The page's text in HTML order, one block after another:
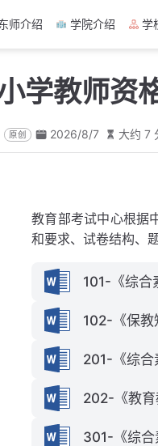
师介绍 学院介绍 学
学教师资
原创 2026/8/7 大约 7
教育部考试中心根据
和要求、试卷结构、
101-《综合
102-《保
201-《综
202-《教
301-《综